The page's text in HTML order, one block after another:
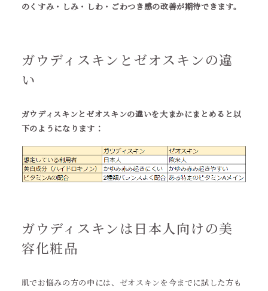
のくすみ・しみ・しわ・ごわつき感の改善が期待できます。
ガウディスキンとゼオスキンの違
い
ガウディスキンとゼオスキンの違いを大まかにまとめると以
下のようになります：
ガウディスキンは日本人向けの美
容化粧品
肌でお悩みの方の中には、ゼオスキンを今までに試した方も